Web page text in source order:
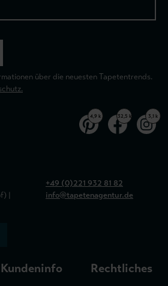
über die neuesten Tapetentrends.
4,9 k 32,5 k 3,1 k
|
+49 (0)221 932 81 82
info@tapetenagentur.de
Kundeninfo Rechtliches